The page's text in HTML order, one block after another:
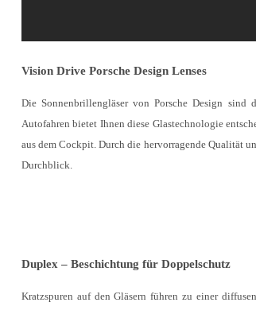
Vision Drive Porsche Design Lenses
Die Sonnenbrillengläser von Porsche Design
Autofahren bietet Ihnen diese Glastechnologie
aus dem Cockpit. Durch die hervorragende Qualität
Durchblick.
Duplex – Beschichtung für Doppelschutz
Kratzspuren auf den Gläsern führen zu einer